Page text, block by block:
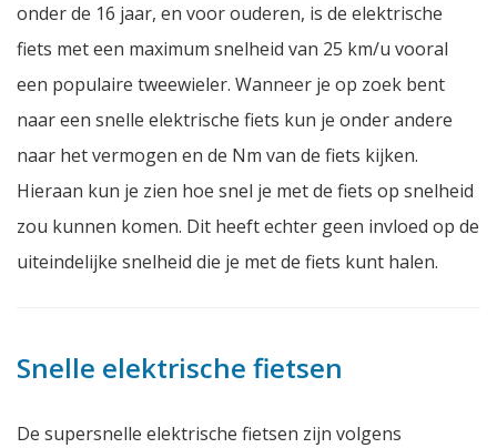
onder de 16 jaar, en voor ouderen, is de elektrische
fiets met een maximum snelheid van 25 km/u vooral
een populaire tweewieler. Wanneer je op zoek bent
naar een snelle elektrische fiets kun je onder andere
naar het vermogen en de Nm van de fiets kijken.
Hieraan kun je zien hoe snel je met de fiets op snelheid
zou kunnen komen. Dit heeft echter geen invloed op de
uiteindelijke snelheid die je met de fiets kunt halen.
Snelle elektrische fietsen
De supersnelle elektrische fietsen zijn volgens